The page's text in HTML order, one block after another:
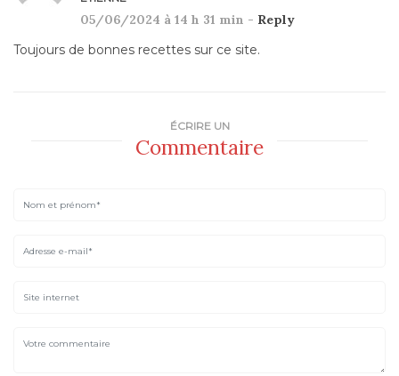
05/06/2024 à 14 h 31 min - Reply
Toujours de bonnes recettes sur ce site.
ÉCRIRE UN
Commentaire